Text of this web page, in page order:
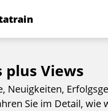
plus Views
Neuigkeiten,
Sie im Detail, wie